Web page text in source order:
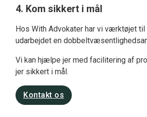
4. Kom sikkert i mål
Hos With Advokater har vi værktøjet til
udarbejdet en
Vi kan hjælpe jer med facilitering af
jer sikkert i mål.
Kontakt os